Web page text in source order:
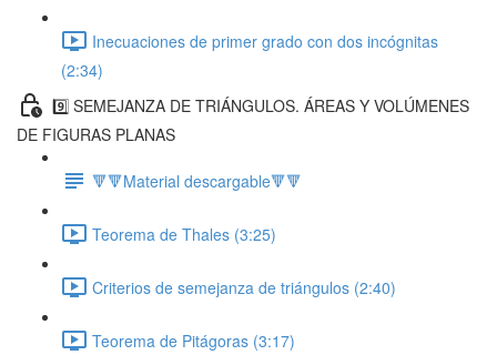
Inecuaciones de primer grado con dos incógnitas
(2:34)
9️⃣ SEMEJANZA DE TRIÁNGULOS. ÁREAS Y VOLÚMENES
DE FIGURAS PLANAS
🔻🔻Material descargable🔻🔻
Teorema de Thales (3:25)
Criterios de semejanza de triángulos (2:40)
Teorema de Pitágoras (3:17)